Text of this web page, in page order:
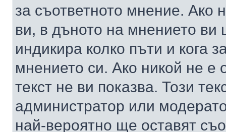
за съответното мнение. Ако
ви, в дъното на мнението ви
индикира колко пъти и кога
мнението си. Ако никой не е
текст не ви показва. Този
администратор или
най-вероятно ще оставят